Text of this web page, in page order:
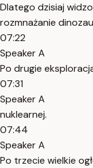
Dlatego dzisiaj
rozmnażanie
07:22
Speaker A
Po drugie
07:31
Speaker A
nuklearnej.
07:44
Speaker A
Po trzecie wielkie